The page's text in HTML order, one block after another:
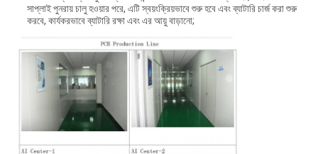
সাপ্লাই পুনরায় চালু হওয়ার পরে, এটি স্বয়ংক্রিয়ভাবে শুরু হবে এবং ব্যাটারি চার্জ করা শুরু
করবে, কার্যকরভাবে ব্যাটারি রক্ষা এবং এর আয়ু বাড়ানো;